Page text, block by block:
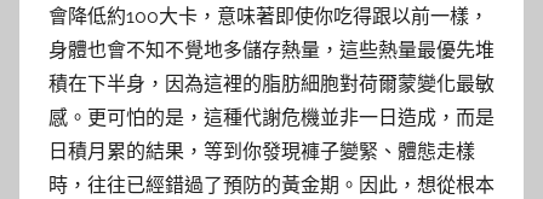
會降低約100大卡，意味著即使你吃得跟以前一樣，
身體也會不知不覺地多儲存熱量，這些熱量最優先堆
積在下半身，因為這裡的脂肪細胞對荷爾蒙變化最敏
感。更可怕的是，這種代謝危機並非一日造成，而是
日積月累的結果，等到你發現褲子變緊、體態走樣
時，往往已經錯過了預防的黃金期。因此，想從根本